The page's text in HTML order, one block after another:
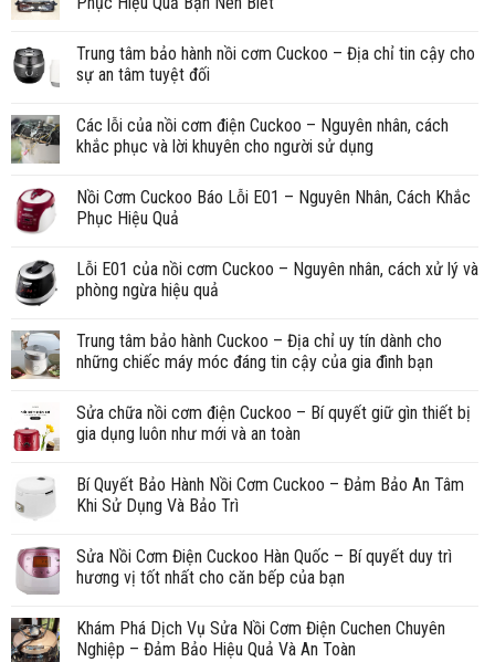
Trung tâm bảo hành nồi cơm Cuckoo – Địa chỉ tin cậy cho
sự an tâm tuyệt đối
Các lỗi của nồi cơm điện Cuckoo – Nguyên nhân, cách
khắc phục và lời khuyên cho người sử dụng
Nồi Cơm Cuckoo Báo Lỗi E01 – Nguyên Nhân, Cách Khắc
Phục Hiệu Quả
Lỗi E01 của nồi cơm Cuckoo – Nguyên nhân, cách xử lý và
phòng ngừa hiệu quả
Trung tâm bảo hành Cuckoo – Địa chỉ uy tín dành cho
những chiếc máy móc đáng tin cậy của gia đình bạn
Sửa chữa nồi cơm điện Cuckoo – Bí quyết giữ gìn thiết bị
gia dụng luôn như mới và an toàn
Bí Quyết Bảo Hành Nồi Cơm Cuckoo – Đảm Bảo An Tâm
Khi Sử Dụng Và Bảo Trì
Sửa Nồi Cơm Điện Cuckoo Hàn Quốc – Bí quyết duy trì
hương vị tốt nhất cho căn bếp của bạn
Khám Phá Dịch Vụ Sửa Nồi Cơm Điện Cuchen Chuyên
Nghiệp – Đảm Bảo Hiệu Quả Và An Toàn